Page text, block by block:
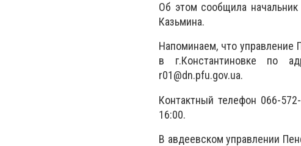
Об этом сообщила
Казьмина.
Напоминаем, что управление
в г.Константиновке по
r01@dn.pfu.gov.ua.
Контактный телефон 066-
16:00.
В авдеевском управлении